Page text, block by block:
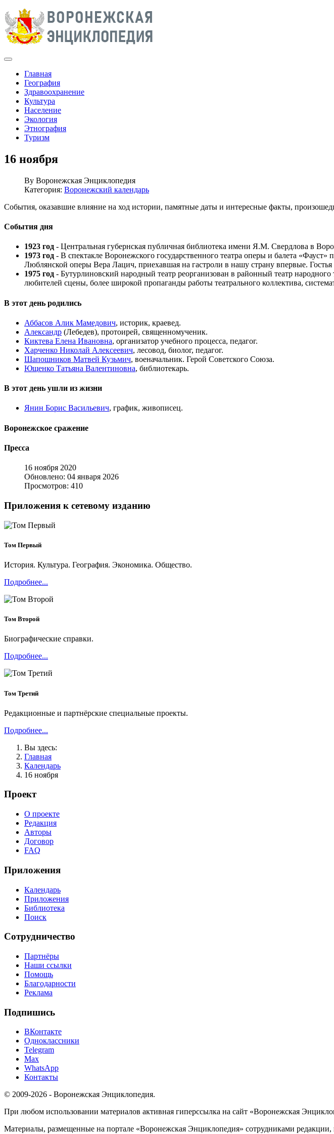
Главная
География
Здравоохранение
Культура
Население
Экология
Этнография
Туризм
16 ноября
By Воронежская Энциклопедия
Категория: Воронежский календарь
События, оказавшие влияние на ход истории, памятные даты и интересные факты,
События дня
1923 год - Центральная губернская публичная библиотека имени Я.М. Свердлова в
1973 год - В спектакле Воронежского государственного театра оперы и балета
Люблянской оперы Вера Лацич, приехавшая на гастроли в нашу страну впервые.
1975 год - Бутурлиновский народный театр реорганизован в районный театр
любителей сцены, более широкой пропаганды работы театрального коллектива,
В этот день родились
Аббасов Алик Мамедович, историк, краевед.
Александр (Лебедев), протоирей, священномученик.
Киктева Елена Ивановна, организатор учебного процесса, педагог.
Харченко Николай Алексеевич, лесовод, биолог, педагог.
Шапошников Матвей Кузьмич, военачальник. Герой Советского Союза.
Ющенко Татьяна Валентиновна, библиотекарь.
В этот день ушли из жизни
Янин Борис Васильевич, график, живописец.
Воронежское сражение
Пресса
16 ноября 2020
Обновлено: 04 января 2026
Просмотров: 410
Приложения к сетевому изданию
Том Первый
История. Культура. География. Экономика. Общество.
Подробнее...
Том Второй
Биографические справки.
Подробнее...
Том Третий
Редакционные и партнёрские специальные проекты.
Подробнее...
Вы здесь:
Главная
Календарь
16 ноября
Проект
О проекте
Редакция
Авторы
Договор
FAQ
Приложения
Календарь
Приложения
Библиотека
Поиск
Сотрудничество
Партнёры
Наши ссылки
Помощь
Благодарности
Реклама
Подпишись
ВКонтакте
Одноклассники
Telegram
Max
WhatsApp
Контакты
© 2009-2026 - Воронежская Энциклопедия.
При любом использовании материалов активная гиперссылка на сайт «Воронежская
Материалы, размещенные на портале «Воронежская Энциклопедия» сотрудниками